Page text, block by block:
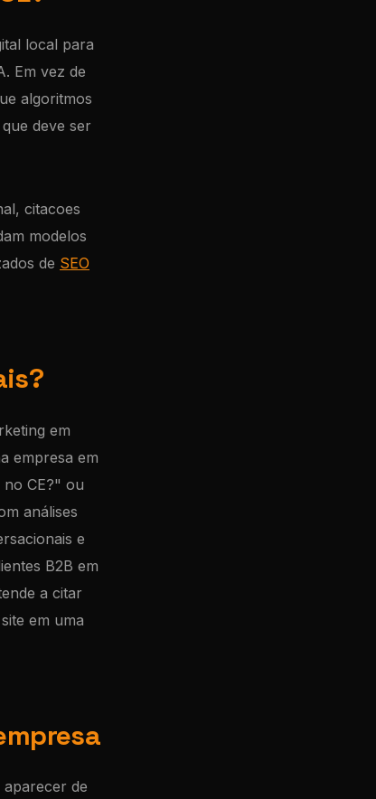
local para
Em vez de
algoritmos
deve ser
citacoes
modelos
de SEO
em
empresa em
CE?" ou
análises
e
B2B em
a citar
em uma
de